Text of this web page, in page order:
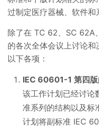
过制定医疗器械、软件和
除了在 TC 62、SC 62A
的各次全体会议上讨论
以下各项：
IEC 60601-1 第四版
该工作计划已经讨论
准系列的结构以及标
计划将副标准 IEC